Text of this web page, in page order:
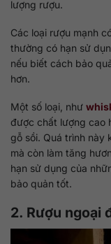
lượng rượu.
Các loại rượu mạnh
thường có hạn sử
nếu biết cách bảo
hơn.
Một số loại, như
được chất lượng cao
gỗ sồi. Quá trình này
mà còn làm tăng
hạn sử dụng của
bảo quản tốt.
2. Rượu ngoại